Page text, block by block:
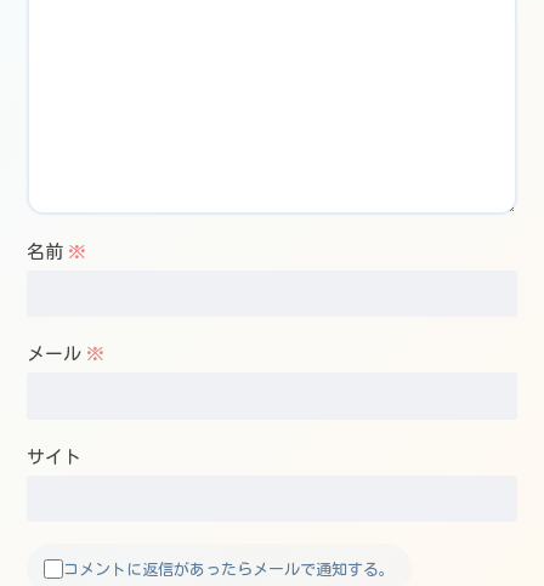
名前 ※
メール ※
サイト
コメントに返信があったらメールで通知する。